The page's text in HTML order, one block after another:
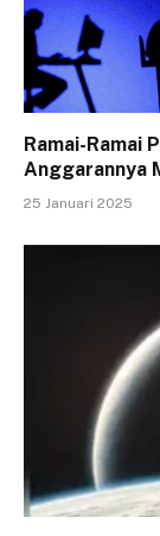
Ramai-Ramai
Anggarannya
25 Januari 2025